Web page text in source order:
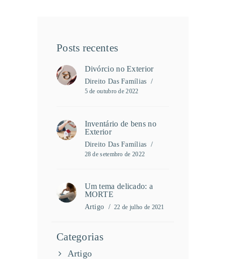
Posts recentes
Divórcio no Exterior
Direito Das Famílias
5 de outubro de 2022
Inventário de bens no
Exterior
Direito Das Famílias
28 de setembro de 2022
Um tema delicado: a
MORTE
Artigo 22 de julho de 2021
Categorias
Artigo